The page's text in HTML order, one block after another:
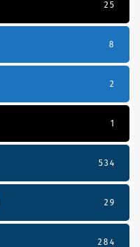
25
8
2
1
534
29
284